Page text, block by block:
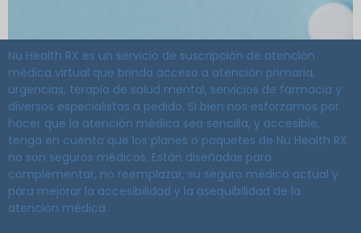
Nu Health RX es un servicio de suscripción de atención
médica virtual que brinda acceso a atención primaria,
urgencias, terapia de salud mental, servicios de farmacia y
diversos especialistas a pedido. Si bien nos esforzamos por
hacer que la atención médica sea sencilla, y accesible,
tenga en cuenta que los planes o paquetes de Nu Health RX
no son seguros médicos. Están diseñadas para
complementar, no reemplazar, su seguro médico actual y
para mejorar la accesibilidad y la asequibilidad de la
atención médica.